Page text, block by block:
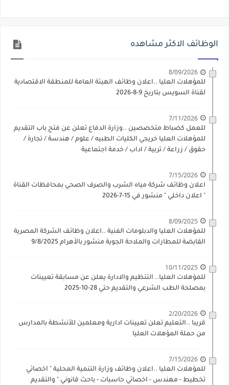
الوظائف الاكثر مشاهده
8/09/2026
للمؤهلات العليا ..اعلان وظائف الهيئة العامة للمنطقة الاقتصادية
لقناة السويس بتاريخ 9-8-2026
7/11/2026
للعمل كضباط متخصصين ..وزارة الدفاع تعلن عن فتح باب التقديم
للمؤهلات العليا خريجي الكليات الطبيه / علوم / هندسة / تجارة /
حقوق / زراعة / تربية / اداب / خدمة اجتماعية
7/15/2026
اعلان وظائف شركة مياه الشرب والصرف الصحي بمحافظات القناة
" اعلان داخلي " منشور في 15-7-2026
8/09/2025
للمؤهلات العليا والدبلومات الفنية ..اعلان وظائف الشركة المصرية
القابضة للمطارات والملاحة الجوية منشور بالأهرام 9/8/2025
10/11/2025
للمؤهلات العليا.. التنظيم والادارة يعلن عن مسابقة تعيينات
بمصلحة الطب الشرعي والتقديم حتي 28-10-2025
2/20/2026
قريبا ..التعليم تعلن تعيينات ادارية ومعلمين للأنشطة بالمدارس
من حملة المؤهلات العليا
7/15/2026
للمؤهلات العليا ..اعلان وظائف وزارة التنمية المحلية " اخصائي
تخطيط - مهندس - اخصائي حاسبات - باحث قانوني " والتقديم